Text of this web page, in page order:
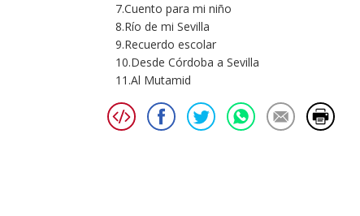
7.Cuento para mi niño
8.Río de mi Sevilla
9.Recuerdo escolar
10.Desde Córdoba a Sevilla
11.Al Mutamid